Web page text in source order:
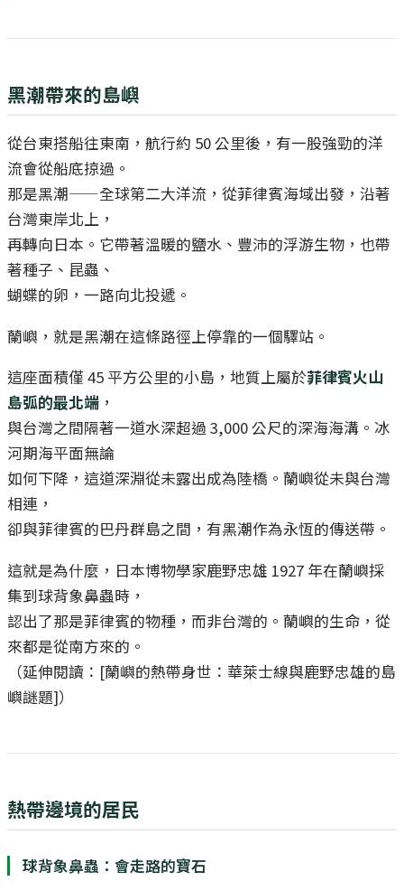
黑潮帶來的島嶼
從台東搭船往東南，航行約 50 公里後，有一股強勁的洋
流會從船底掠過。
那是黑潮——全球第二大洋流，從菲律賓海域出發，沿著
台灣東岸北上，
再轉向日本。它帶著溫暖的鹽水、豐沛的浮游生物，也帶
著種子、昆蟲、
蝴蝶的卵，一路向北投遞。
蘭嶼，就是黑潮在這條路徑上停靠的一個驛站。
這座面積僅 45 平方公里的小島，地質上屬於菲律賓火山
島弧的最北端 ，
與台灣之間隔著一道水深超過 3,000 公尺的深海海溝。冰
河期海平面無論
如何下降，這道深淵從未露出成為陸橋。蘭嶼從未與台灣
相連，
卻與菲律賓的巴丹群島之間，有黑潮作為永恆的傳送帶。
這就是為什麼，日本博物學家鹿野忠雄 1927 年在蘭嶼採
集到球背象鼻蟲時，
認出了那是菲律賓的物種，而非台灣的。蘭嶼的生命，從
來都是從南方來的。
（延伸閱讀：[蘭嶼的熱帶身世：華萊士線與鹿野忠雄的島
嶼謎題]）
熱帶邊境的居民
球背象鼻蟲：會走路的寶石